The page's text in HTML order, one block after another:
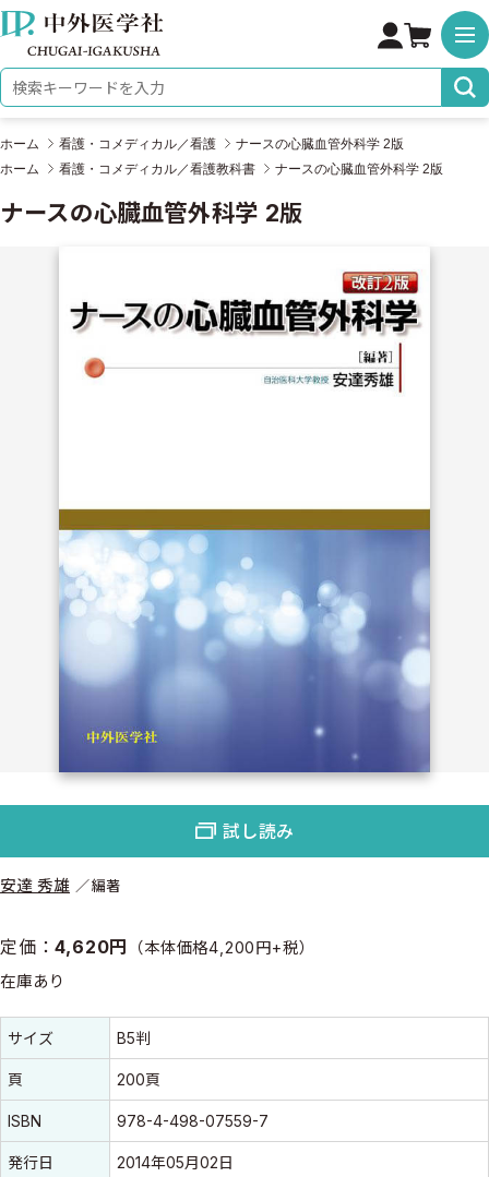
株式会社 中外医学社
検索キーワード
ホーム 看護・コメディカル／看護
ナースの心臓血管外科学 2版
ホーム
看護・コメディカル／看護教科書 ナースの心臓血管外科学 2版
ナースの心臓血管外科学 2版
安達 秀雄 編著
定価：4,620円 （本体価格4,200円+税）
在庫あり
書誌情報
書誌情報
サイズ B5判
頁 200頁
ISBN 978-4-498-07559-7
発行日 2014年05月02日
試し読み